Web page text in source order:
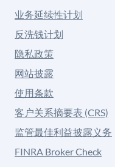
业务延续性计划
反洗钱计划
隐私政策
网站披露
使用条款
客户关系摘要表 (CRS)
监管最佳利益披露义务
FINRA Broker Check